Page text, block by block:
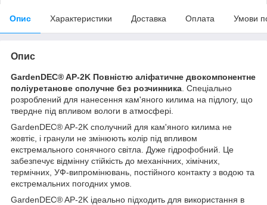
Опис Характеристики Доставка Оплата Умови
Опис
GardenDEC® AP-2K Повністю аліфатичне двокомпонентне
поліуретанове сполучне без розчинника . Спеціально
розроблений для нанесення кам'яного килима на підлогу, що
твердне під впливом вологи в атмосфері.
GardenDEC® AP-2K сполучний для кам'яного килима не
жовтіє, і гранули не змінюють колір під впливом
екстремального сонячного світла. Дуже гідрофобний. Це
забезпечує відмінну стійкість до механічних, хімічних,
термічних, УФ-випромінювань, постійного контакту з водою та
екстремальних погодних умов.
GardenDEC® AP-2K ідеально підходить для використання в